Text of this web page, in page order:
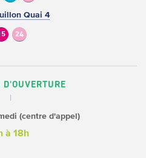
Quai 4
24
D'OUVERTURE
(centre d'appel)
à 18h